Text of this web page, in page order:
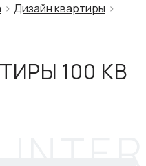
Дизайн квартиры
100 КВ